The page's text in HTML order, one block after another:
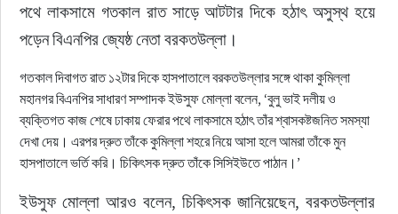
পথে লাকসামে গতকাল রাত সাড়ে আটটার দিকে হঠাৎ অসুস্থ হয়ে
পড়েন বিএনপির জ্যেষ্ঠ নেতা বরকতউল্লা।
গতকাল দিবাগত রাত ১২টার দিকে হাসপাতালে বরকতউল্লার সঙ্গে থাকা কুমিল্লা
মহানগর বিএনপির সাধারণ সম্পাদক ইউসুফ মোল্লা বলেন, ‘বুলু ভাই দলীয় ও
ব্যক্তিগত কাজ শেষে ঢাকায় ফেরার পথে লাকসামে হঠাৎ তাঁর শ্বাসকষ্টজনিত সমস্যা
দেখা দেয়। এরপর দ্রুত তাঁকে কুমিল্লা শহরে নিয়ে আসা হলে আমরা তাঁকে মুন
হাসপাতালে ভর্তি করি। চিকিৎসক দ্রুত তাঁকে সিসিইউতে পাঠান।’
ইউসুফ মোল্লা আরও বলেন, চিকিৎসক জানিয়েছেন, বরকতউল্লার